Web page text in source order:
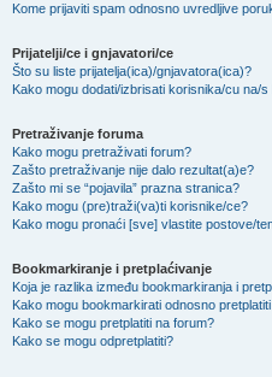
Kome prijaviti spam odnosno uvredljive
Prijatelji/ce i gnjavatori/ce
Što su liste prijatelja(ica)/gnjavatora(ica)?
Kako mogu dodati/izbrisati korisnika/cu na/
Pretraživanje foruma
Kako mogu pretraživati forum?
Zašto pretraživanje nije dalo rezultat(a)e?
Zašto mi se “pojavila” prazna stranica?
Kako mogu (pre)traži(va)ti korisnike/ce?
Kako mogu pronaći [sve] vlastite postove/
Bookmarkiranje i pretplaćivanje
Koja je razlika između bookmarkiranja i
Kako mogu bookmarkirati odnosno
Kako se mogu pretplatiti na forum?
Kako se mogu odpretplatiti?